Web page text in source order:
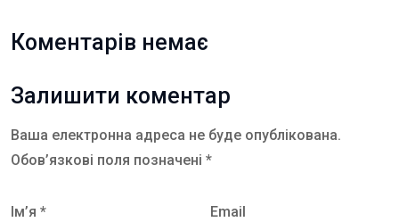
Коментарів немає
Залишити коментар
Ваша електронна адреса не буде опублікована.
Обов’язкові поля позначені *
Ім’я * Email